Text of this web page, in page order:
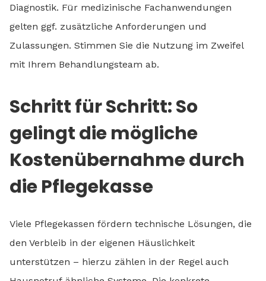
Diagnostik. Für medizinische Fachanwendungen
gelten ggf. zusätzliche Anforderungen und
Zulassungen. Stimmen Sie die Nutzung im Zweifel
mit Ihrem Behandlungsteam ab.
Schritt für Schritt: So
gelingt die mögliche
Kostenübernahme durch
die Pflegekasse
Viele Pflegekassen fördern technische Lösungen, die
den Verbleib in der eigenen Häuslichkeit
unterstützen – hierzu zählen in der Regel auch